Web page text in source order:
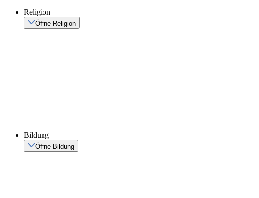
Religion
Öffne Religion
Bildung
Öffne Bildung